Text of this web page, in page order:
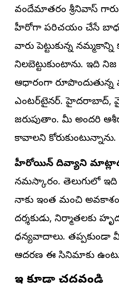
వందేమాతరం శ్రీనివాస్
హీరోగా పరిచయం చేసే
వారు పెట్టుకున్న
నిలబెట్టుకుంటాను. ఇది
ఆధారంగా
ఎంటర్‌టైనర్. హైదరాబాద్,
జరుపుతాం. మీ అందరి
కావాలని కోరుకుంటున్నాను.
హీరోయిన్ దివ్యాని
నమస్కారం. తెలుగులో
నాకు ఇంత మంచి
దర్శకుడు, నిర్మాతలకు
ధన్యవాదాలు. తప్పకుండా
ఆదరణ ఈ సినిమాకు
ఇవి కూడా చదవండి